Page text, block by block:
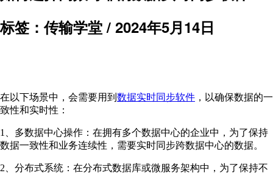
标签：传输学堂 / 2024年5月14日
在以下场景中，会需要用到 数据实时同步软件 ，以确保数据的一
致性和实时性：
1、多数据中心操作：在拥有多个数据中心的企业中，为了保持
数据一致性和业务连续性，需要实时同步跨数据中心的数据。
2、分布式系统：在分布式数据库或微服务架构中，为了保持不